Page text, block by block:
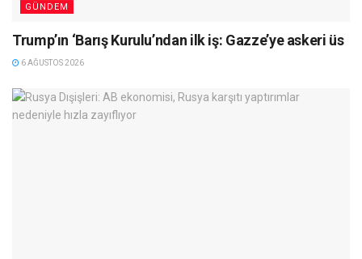
GÜNDEM
Trump’ın ‘Barış Kurulu’ndan ilk iş: Gazze’ye askeri üs
6 AĞUSTOS 2026